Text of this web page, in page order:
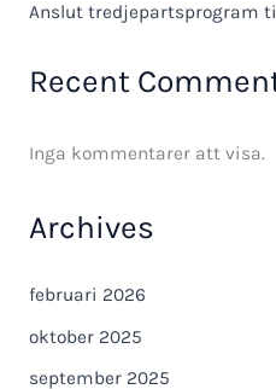
Anslut tredjepartsprogram
Recent
Inga kommentarer att visa.
Archives
februari 2026
oktober 2025
september 2025